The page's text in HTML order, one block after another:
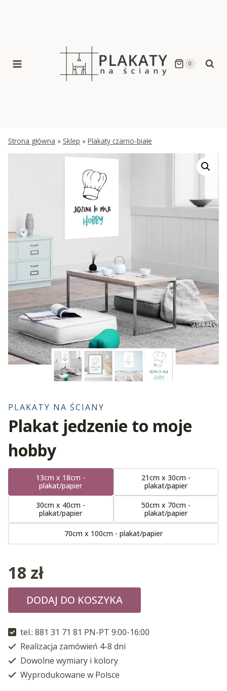
0
Strona główna » Sklep » Plakaty czarno-białe
PLAKATY NA ŚCIANY
Plakat jedzenie to moje
hobby
13cm x 18cm -
plakat/papier
21cm x 30cm -
plakat/papier
30cm x 40cm -
plakat/papier
50cm x 70cm -
plakat/papier
70cm x 100cm - plakat/papier
18 zł
DODAJ DO KOSZYKA
tel.: 881 31 71 81 PN-PT 9:00-16:00
Realizacja zamówień 4-8 dni
Dowolne wymiary i kolory
Wyprodukowane w Polsce